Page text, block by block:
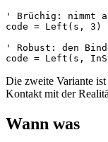
' Brüchig: nimmt
code = Left(s, 3)
' Robust: den
Die zweite Variante
Kontakt mit der
Wann was